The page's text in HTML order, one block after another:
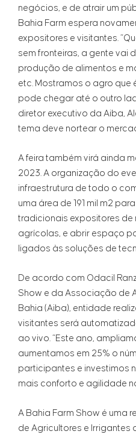
negócios, e de atrair um
Bahia Farm espera
expositores e visitantes.
sem fronteiras, a gente vai
produção de alimentos e
etc. Mostramos o agro que
pode chegar até o outro
diretor executivo da Aiba,
tema deve nortear o
A feira também virá ainda
2023. A organização do
infraestrutura de todo o
uma área de 191 mil m2
tradicionais expositores de
agrícolas, e abrir espaço
ligados às soluções de
De acordo com Odacil
Show e da Associação de
Bahia (Aiba), entidade
visitantes será
ao vivo. “Este ano,
aumentamos em 25% o
participantes e investimos
mais conforto e agilidade
A Bahia Farm Show é uma
de Agricultores e Irrigantes